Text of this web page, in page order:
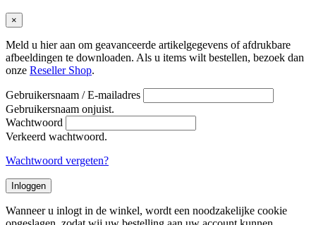
×
Meld u hier aan om geavanceerde artikelgegevens of afdrukbare
afbeeldingen te downloaden. Als u items wilt bestellen, bezoek dan
onze Reseller Shop.
Gebruikersnaam / E-mailadres
Gebruikersnaam onjuist.
Wachtwoord
Verkeerd wachtwoord.
Wachtwoord vergeten?
Inloggen
Wanneer u inlogt in de winkel, wordt een noodzakelijke cookie